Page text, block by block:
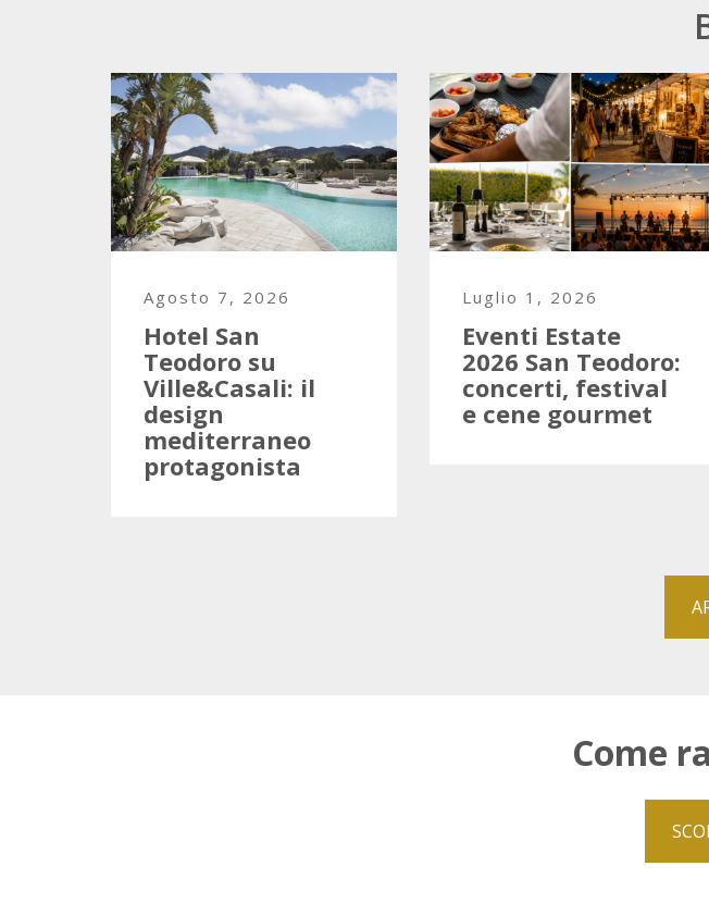
Agosto 7, 2026
Hotel San
Teodoro su
Ville&Casali: il
design
mediterraneo
protagonista
Luglio 1, 2026
Eventi Estate
2026 San Teodoro:
concerti, festival
e cene gourmet
Come